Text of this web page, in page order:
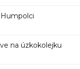
na úzkokolejku